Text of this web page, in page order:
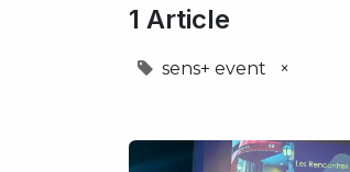
1 Article
sens+ event ×